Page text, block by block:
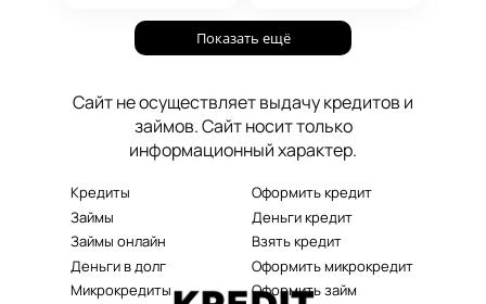
вашим надежным
помощником в мире
без проверок и
длительного
проблем здесь и
сейчас.
Показать ещё
Сайт не осуществляет выдачу кредитов и
займов. Сайт носит только
информационный характер.
Кредиты
Займы
Займы онлайн
Деньги в долг
Микрокредиты
Оформить кредит
Деньги кредит
Взять кредит
Оформить микрокредит
Оформить займ